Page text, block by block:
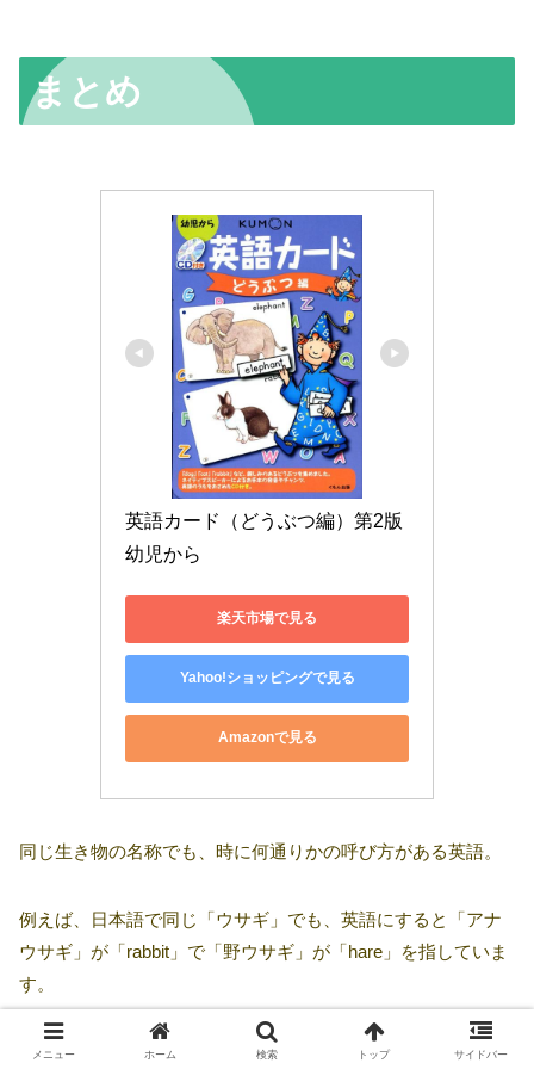
まとめ
英語カード（どうぶつ編）第2版
幼児から
楽天市場で見る
Yahoo!ショッピングで見る
Amazonで見る
同じ生き物の名称でも、時に何通りかの呼び方がある英語。
例えば、日本語で同じ「ウサギ」でも、英語にすると「アナ
ウサギ」が「rabbit」で「野ウサギ」が「hare」を指していま
す。
イソップ物語の「ウサギとカメ」は「The Hare and The
メニュー ホーム 検索 トップ サイドバー